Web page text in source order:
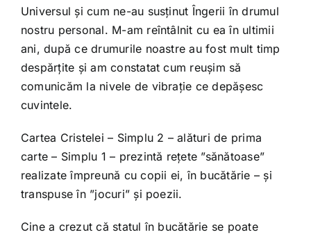
Universul și cum ne-au susținut Îngerii în drumul
nostru personal. M-am reîntâlnit cu ea în ultimii
ani, după ce drumurile noastre au fost mult timp
despărțite și am constatat cum reușim să
comunicăm la nivele de vibrație ce depășesc
cuvintele.
Cartea Cristelei – Simplu 2 – alături de prima
carte – Simplu 1 – prezintă rețete ”sănătoase”
realizate împreună cu copii ei, în bucătărie – și
transpuse în ”jocuri” și poezii.
Cine a crezut că statul în bucătărie se poate